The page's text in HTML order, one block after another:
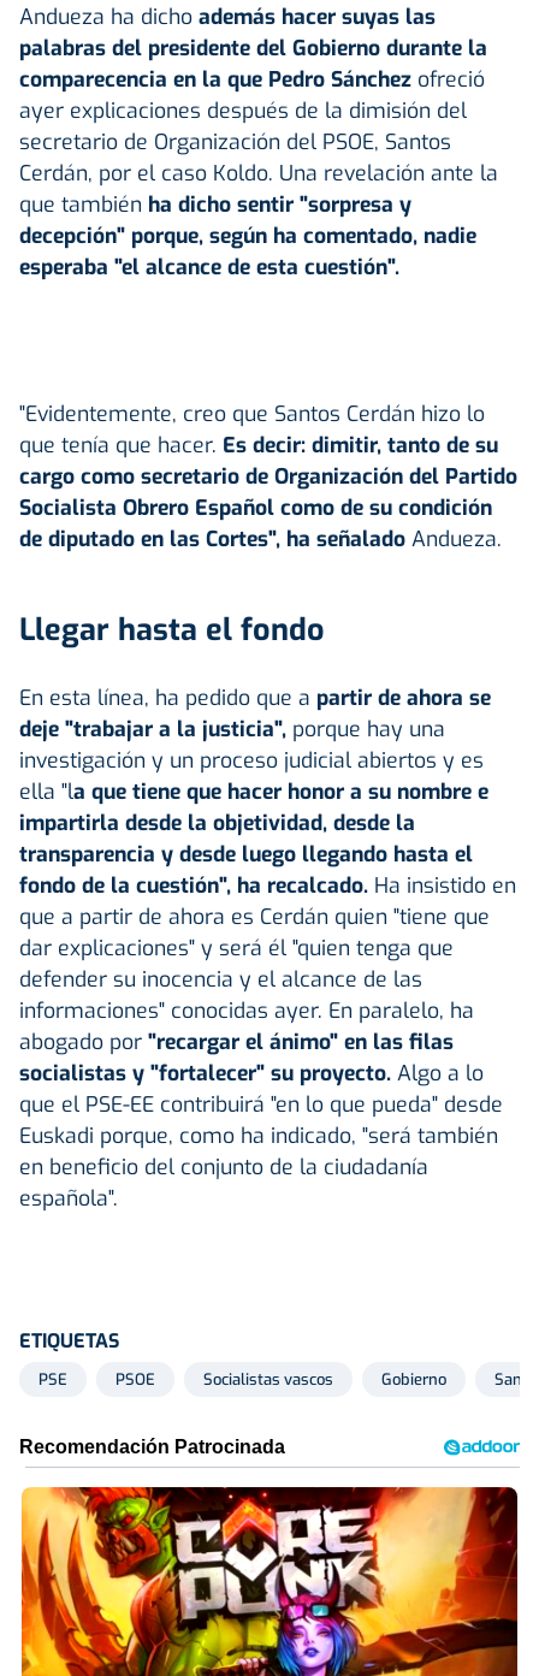
Andueza ha dicho además hacer suyas las
palabras del presidente del Gobierno durante la
comparecencia en la que Pedro Sánchez ofreció
ayer explicaciones después de la dimisión del
secretario de Organización del PSOE, Santos
Cerdán, por el caso Koldo. Una revelación ante la
que también ha dicho sentir "sorpresa y
decepción" porque, según ha comentado, nadie
esperaba "el alcance de esta cuestión".
"Evidentemente, creo que Santos Cerdán hizo lo
que tenía que hacer. Es decir: dimitir, tanto de su
cargo como secretario de Organización del Partido
Socialista Obrero Español como de su condición
de diputado en las Cortes", ha señalado Andueza.
Llegar hasta el fondo
En esta línea, ha pedido que a partir de ahora se
deje "trabajar a la justicia", porque hay una
investigación y un proceso judicial abiertos y es
ella "la que tiene que hacer honor a su nombre e
impartirla desde la objetividad, desde la
transparencia y desde luego llegando hasta el
fondo de la cuestión", ha recalcado. Ha insistido en
que a partir de ahora es Cerdán quien "tiene que
dar explicaciones" y será él "quien tenga que
defender su inocencia y el alcance de las
informaciones" conocidas ayer. En paralelo, ha
abogado por "recargar el ánimo" en las filas
socialistas y "fortalecer" su proyecto. Algo a lo
que el PSE-EE contribuirá "en lo que pueda" desde
Euskadi porque, como ha indicado, "será también
en beneficio del conjunto de la ciudadanía
española".
ETIQUETAS
PSE PSOE Socialistas vascos Gobierno